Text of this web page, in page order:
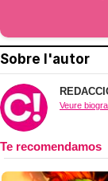
Sobre l'autor
Veure